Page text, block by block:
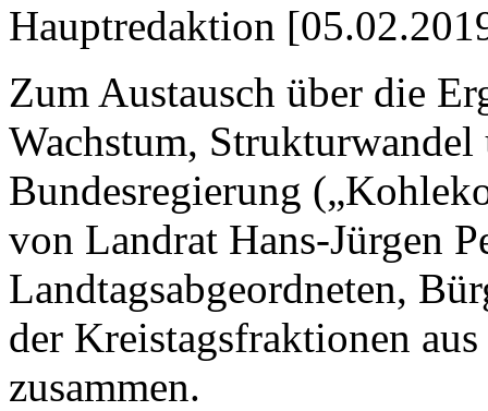
Hauptredaktion
Zum Austausch über die
Wachstum,
Bundesregierung
von Landrat Hans-Jürgen
Landtagsabgeordneten,
der Kreistagsfraktionen
zusammen.